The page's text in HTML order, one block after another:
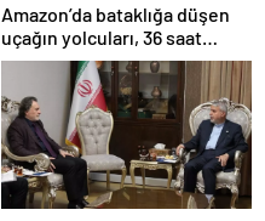
Amazon’da bataklığa düşen
uçağın yolcuları, 36 saat
kurtarılmayı bekledi